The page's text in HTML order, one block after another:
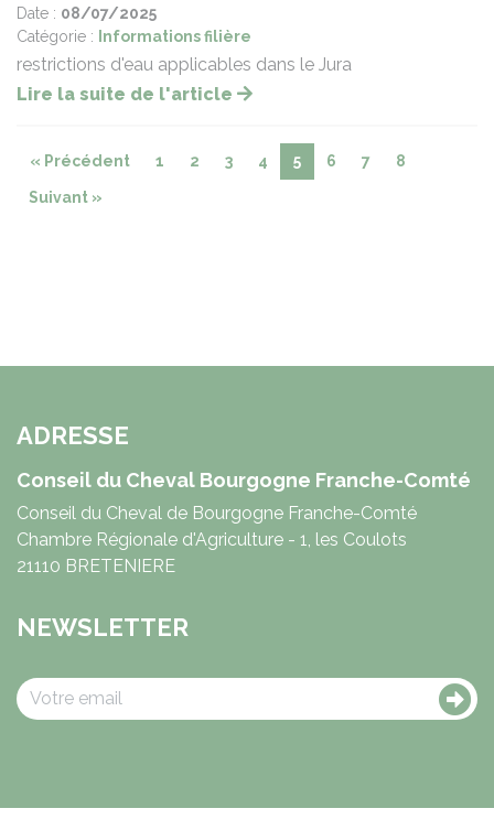
Date : 08/07/2025
Catégorie :
Informations filière
restrictions d'eau applicables dans le Jura
Lire la suite de l'article
« Précédent 1 2 3 4 5 6 7 8
Suivant »
ADRESSE
Conseil du Cheval Bourgogne Franche-Comté
Conseil du Cheval de Bourgogne Franche-Comté
Chambre Régionale d'Agriculture - 1, les Coulots
21110 BRETENIERE
NEWSLETTER